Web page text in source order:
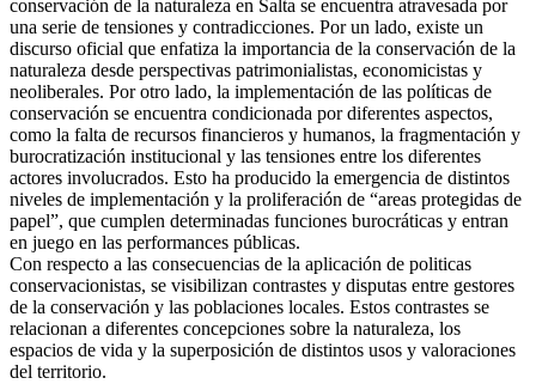
conservación de la naturaleza en Salta se encuentra atravesada por
una serie de tensiones y contradicciones. Por un lado, existe un
discurso oficial que enfatiza la importancia de la conservación de la
naturaleza desde perspectivas patrimonialistas, economicistas y
neoliberales. Por otro lado, la implementación de las políticas de
conservación se encuentra condicionada por diferentes aspectos,
como la falta de recursos financieros y humanos, la fragmentación y
burocratización institucional y las tensiones entre los diferentes
actores involucrados. Esto ha producido la emergencia de distintos
niveles de implementación y la proliferación de “areas protegidas de
papel”, que cumplen determinadas funciones burocráticas y entran
en juego en las performances públicas.
Con respecto a las consecuencias de la aplicación de politicas
conservacionistas, se visibilizan contrastes y disputas entre gestores
de la conservación y las poblaciones locales. Estos contrastes se
relacionan a diferentes concepciones sobre la naturaleza, los
espacios de vida y la superposición de distintos usos y valoraciones
del territorio.